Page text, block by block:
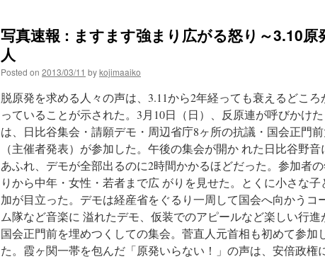
写真速報 : ますます強まり広がる怒り～3.10原
人
Posted on 2013/03/11 bykojimaaiko
脱原発を求める人々の声は、3.11から2年経っても衰えるどこ
っていることが示された。3月10日（日）、反原連が呼びかけ
は、日比谷集会・請願デモ・周辺省庁8ヶ所の抗議・国会正門
（主催者発表）が参加した。午後の集会が開か れた日比谷野
あふれ、デモが全部出るのに2時間かかるほどだった。参加者
りから中年・女性・若者まで広 がりを見せた。とくに小さな
加が目立った。デモは経産省をぐるり一周して国会へ向かうコ
ム隊など音楽に 溢れたデモ、仮装でのアピールなど楽しい行
国会正門前を埋めつくしての集会。菅直人元首相も初めて参加
た。霞ヶ関一帯を包んだ「原発いらない！」の声は、安倍政権